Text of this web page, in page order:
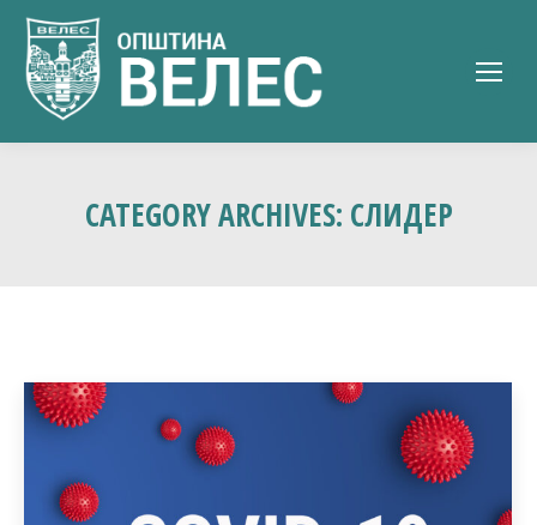
CATEGORY ARCHIVES: СЛИДЕР